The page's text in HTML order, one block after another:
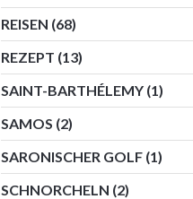
REISEN (68)
REZEPT (13)
SAINT-BARTHÉLEMY (1)
SAMOS (2)
SARONISCHER GOLF (1)
SCHNORCHELN (2)